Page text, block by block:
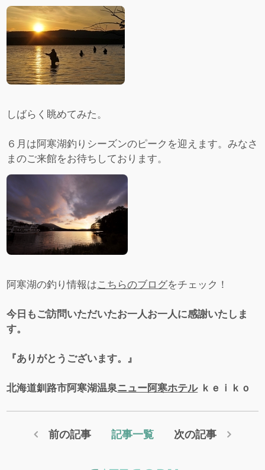
しばらく眺めてみた。
６月は阿寒湖釣りシーズンのピークを迎えます。みなさ
まのご来館をお待ちしております。
阿寒湖の釣り情報はこちらのブログをチェック！
今日もご訪問いただいたお一人お一人に感謝いたしま
す。
『ありがとうございます。』
北海道釧路市阿寒湖温泉ニュー阿寒ホテルｋｅｉｋｏ
前の記事 記事一覧 次の記事